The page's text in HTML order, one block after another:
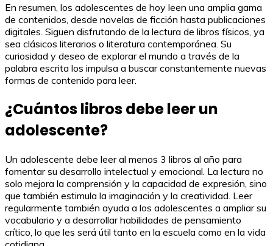
En resumen, los adolescentes de hoy leen una amplia gama
de contenidos, desde novelas de ficción hasta publicaciones
digitales. Siguen disfrutando de la lectura de libros físicos, ya
sea clásicos literarios o literatura contemporánea. Su
curiosidad y deseo de explorar el mundo a través de la
palabra escrita los impulsa a buscar constantemente nuevas
formas de contenido para leer.
¿Cuántos libros debe leer un
adolescente?
Un adolescente debe leer al menos 3 libros al año para
fomentar su desarrollo intelectual y emocional. La lectura no
solo mejora la comprensión y la capacidad de expresión, sino
que también estimula la imaginación y la creatividad. Leer
regularmente también ayuda a los adolescentes a ampliar su
vocabulario y a desarrollar habilidades de pensamiento
crítico, lo que les será útil tanto en la escuela como en la vida